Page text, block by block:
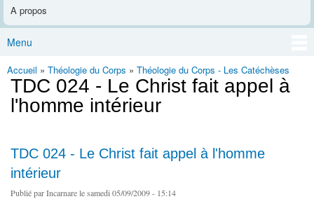
A propos
Menu
Vous êtes ici
Accueil » Théologie du Corps » Théologie du Corps - Les Catéchèses
TDC 024 - Le Christ fait appel à
l'homme intérieur
TDC 024 - Le Christ fait appel à l'homme
intérieur
Publié parIncarnarele samedi 05/09/2009 - 15:14